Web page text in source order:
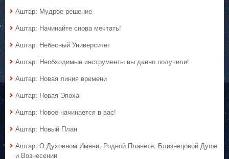
Аштар: Мудрое решение
Аштар: Начинайте снова мечтать!
Аштар: Небесный Университет
Аштар: Необходимые инструменты вы давно получили!
Аштар: Новая линия времени
Аштар: Новая Эпоха
Аштар: Новое начинается в вас!
Аштар: Новый План
Аштар: О Духовном Имени, Родной Планете, Близнецовой Душе
и Вознесении